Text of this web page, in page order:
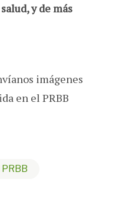
y de más
imágenes
en el PRBB